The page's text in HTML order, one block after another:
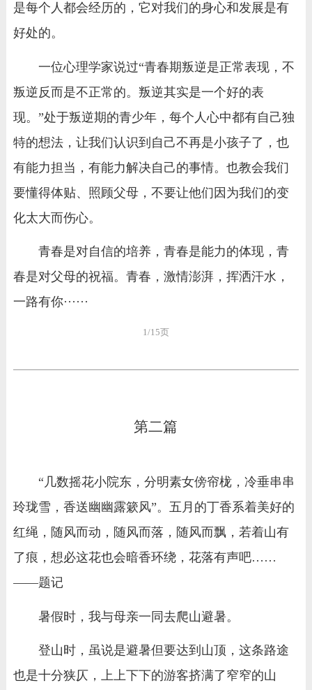
是每个人都会经历的，它对我们的身心和发展是有
好处的。
一位心理学家说过“青春期叛逆是正常表现，不
叛逆反而是不正常的。叛逆其实是一个好的表
现。”处于叛逆期的青少年，每个人心中都有自己独
特的想法，让我们认识到自己不再是小孩子了，也
有能力担当，有能力解决自己的事情。也教会我们
要懂得体贴、照顾父母，不要让他们因为我们的变
化太大而伤心。
青春是对自信的培养，青春是能力的体现，青
春是对父母的祝福。青春，激情澎湃，挥洒汗水，
一路有你······
1/15页
第二篇
“几数摇花小院东，分明素女傍帘栊，冷垂串串
玲珑雪，香送幽幽露簌风”。五月的丁香系着美好的
红绳，随风而动，随风而落，随风而飘，若着山有
了痕，想必这花也会暗香环绕，花落有声吧……
——题记
暑假时，我与母亲一同去爬山避暑。
登山时，虽说是避暑但要达到山顶，这条路途
也是十分狭仄，上上下下的游客挤满了窄窄的山